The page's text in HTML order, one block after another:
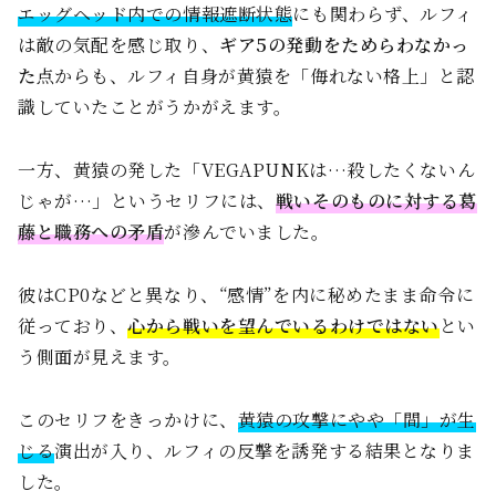
エッグヘッド内での情報遮断状態にも関わらず、ルフィ
は敵の気配を感じ取り、 ギア5の発動をためらわなかっ
た点からも、ルフィ自身が黄猿を「侮れない格上」と認
識していたことがうかがえます。
一方、黄猿の発した「VEGAPUNKは…殺したくないん
じゃが…」というセリフには、 戦いそのものに対する葛
藤と職務への矛盾が滲んでいました。
彼はCP0などと異なり、“感情”を内に秘めたまま命令に
従っており、心から戦いを望んでいるわけではないとい
う側面が見えます。
このセリフをきっかけに、 黄猿の攻撃にやや「間」が生
じる演出が入り、ルフィの反撃を誘発する結果となりま
した。